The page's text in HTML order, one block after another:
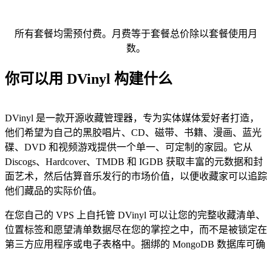
所有套餐均需预付费。月费等于套餐总价除以套餐使用月
数。
你可以用 DVinyl 构建什么
DVinyl 是一款开源收藏管理器，专为实体媒体爱好者打造，
他们希望为自己的黑胶唱片、CD、磁带、书籍、漫画、蓝光
碟、DVD 和视频游戏提供一个单一、可定制的家园。它从
Discogs、Hardcover、TMDB 和 IGDB 获取丰富的元数据和封
面艺术，然后估算音乐发行的市场价值，以便收藏家可以追踪
他们藏品的实际价值。
在您自己的 VPS 上自托管 DVinyl 可以让您的完整收藏清单、
位置标签和愿望清单数据尽在您的掌控之中，而不是被锁定在
第三方应用程序或电子表格中。捆绑的 MongoDB 数据库可确